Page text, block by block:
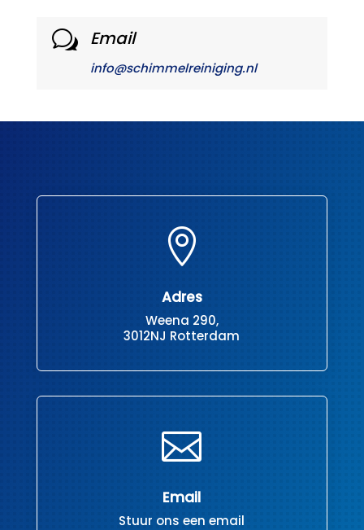
w Email
info@schimmelreiniging.nl

Adres
Weena 290,
3012NJ Rotterdam

Email
Stuur ons een email